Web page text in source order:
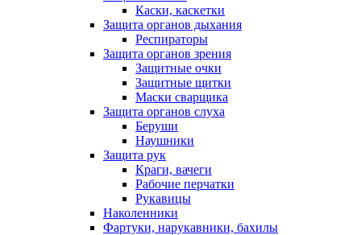
Каски, каскетки
Защита органов дыхания
Респираторы
Защита органов зрения
Защитные очки
Защитные щитки
Маски сварщика
Защита органов слуха
Беруши
Наушники
Защита рук
Краги, вачеги
Рабочие перчатки
Рукавицы
Наколенники
Фартуки, нарукавники, бахилы